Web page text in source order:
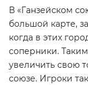
В «Ганзейском
большой карте,
когда в этих
соперники.
увеличить свою
союзе. Игроки